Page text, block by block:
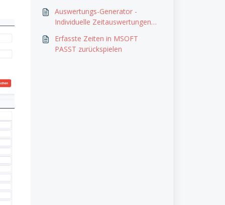
Auswertungs-Generator -
Individuelle Zeitauswertungen
Erfasste Zeiten in MSOFT
PASST zurückspielen